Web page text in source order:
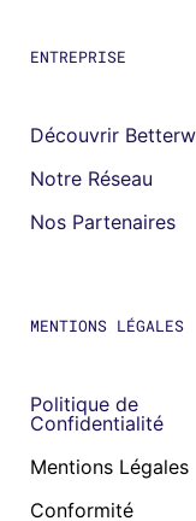
ENTREPRISE
Découvrir
Notre Réseau
Nos Partenaires
MENTIONS LÉGALES
Politique de
Confidentialité
Mentions Légales
Conformité